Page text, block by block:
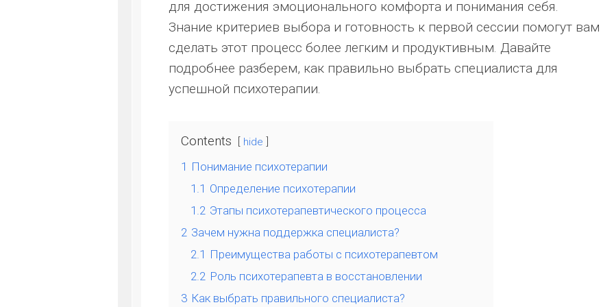
для достижения эмоционального комфорта и понимания себя.
Знание критериев выбора и готовность к первой сессии помогут вам
сделать этот процесс более легким и продуктивным. Давайте
подробнее разберем, как правильно выбрать специалиста для
успешной психотерапии.
Contents hide
1 Понимание психотерапии
1.1 Определение психотерапии
1.2 Этапы психотерапевтического процесса
2 Зачем нужна поддержка специалиста?
2.1 Преимущества работы с психотерапевтом
2.2 Роль психотерапевта в восстановлении
3 Как выбрать правильного специалиста?